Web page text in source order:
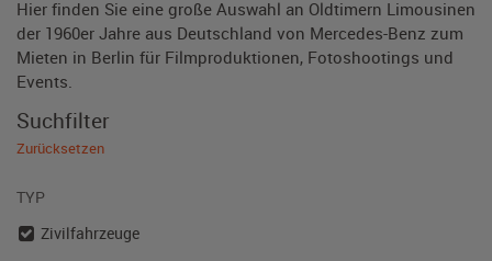
Hier finden Sie eine große Auswahl an Oldtimern Limousinen
der 1960er Jahre aus Deutschland von Mercedes-Benz zum
Mieten in Berlin für Filmproduktionen, Fotoshootings und
Events.
Suchfilter
Zurücksetzen
TYP
Zivilfahrzeuge